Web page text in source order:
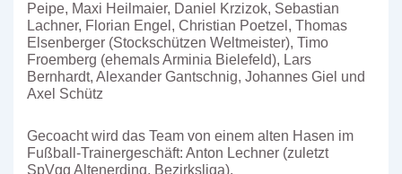
Peipe, Maxi Heilmaier, Daniel Krzizok, Sebastian
Lachner, Florian Engel, Christian Poetzel, Thomas
Elsenberger (Stockschützen Weltmeister), Timo
Froemberg (ehemals Arminia Bielefeld), Lars
Bernhardt, Alexander Gantschnig, Johannes Giel und
Axel Schütz
Gecoacht wird das Team von einem alten Hasen im
Fußball-Trainergeschäft: Anton Lechner (zuletzt
SpVgg Altenerding, Bezirksliga).